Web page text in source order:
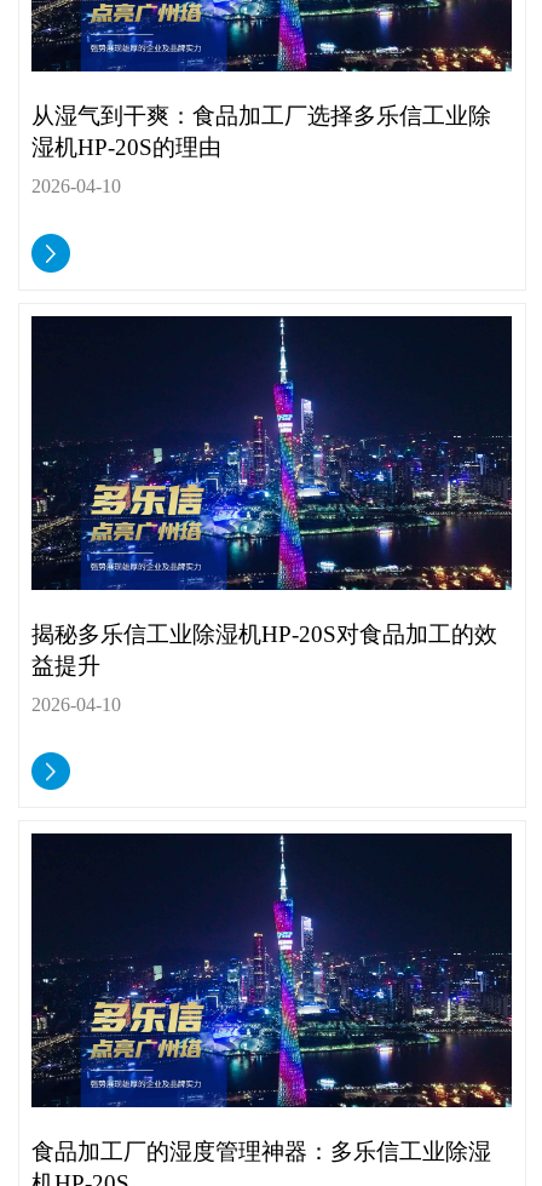
从湿气到干爽：食品加工厂选择多乐信工业除
湿机HP-20S的理由
2026-04-10
揭秘多乐信工业除湿机HP-20S对食品加工的效
益提升
2026-04-10
食品加工厂的湿度管理神器：多乐信工业除湿